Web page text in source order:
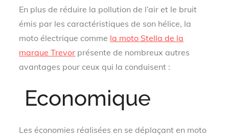
En plus de réduire la pollution de l’air et le bruit
émis par les caractéristiques de son hélice, la
moto électrique comme la moto Stella de la
marque Trevor présente de nombreux autres
avantages pour ceux qui la conduisent :
Economique
Les économies réalisées en se déplaçant en moto